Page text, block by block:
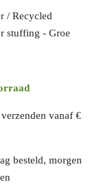
/ Recycled
stuffing - Groe
vanaf €
besteld, morgen